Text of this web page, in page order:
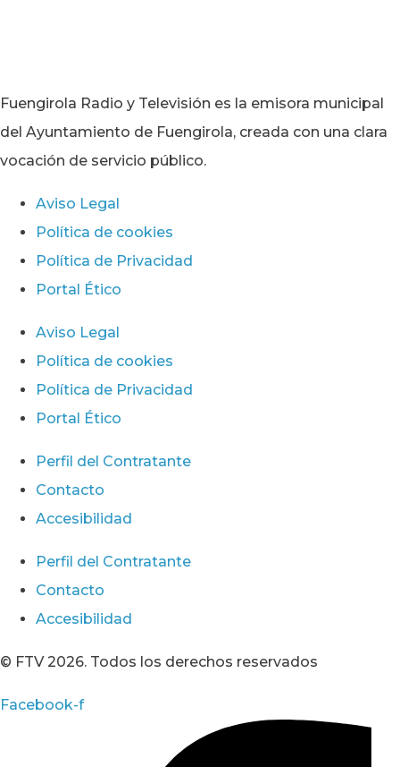
Fuengirola Radio y Televisión es la emisora municipal
del Ayuntamiento de Fuengirola, creada con una clara
vocación de servicio público.
Aviso Legal
Política de cookies
Política de Privacidad
Portal Ético
Aviso Legal
Política de cookies
Política de Privacidad
Portal Ético
Perfil del Contratante
Contacto
Accesibilidad
Perfil del Contratante
Contacto
Accesibilidad
© FTV 2026. Todos los derechos reservados
Facebook-f